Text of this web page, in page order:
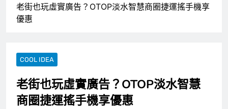
老街也玩虛實廣告？OTOP淡水智慧商圈捷運搖手機享
優惠
COOL IDEA
老街也玩虛實廣告？OTOP淡水智慧
商圈捷運搖手機享優惠